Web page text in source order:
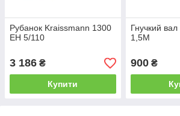
Рубанок Kraissmann 1300
EH 5/110
3 186 ₴
Купити
Гнучкий вал
1,5М
900₴